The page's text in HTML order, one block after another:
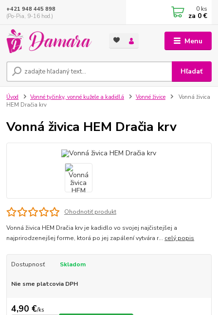
Menu
Hľadať
+421 948 445 898
(Po-Pia, 9-16 hod.)
0 ks
za 0 €
Úvod Vonné tyčinky, vonné kužele a kadidlá Vonné živice
Vonná živica
HEM Dračia krv
Vonná živica HEM Dračia krv
Ohodnotiť produkt
Vonná živica HEM Dračia krv je kadidlo vo svojej najčistejšej a
najprirodzenejšej forme, ktorá po jej zapálení vytvára r... celý popis
Dostupnosť Skladom
Nie sme platcovia DPH
4,90 €/ks